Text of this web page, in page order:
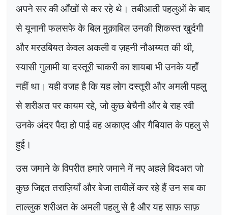
अपने सर की आँखों से कर रहे थे। तबीआती पहलुओं के बाद
से यूनानी फलसफे के बिल मुक़ाबिल उनकी शिकस्त खुर्दगी
और मरउबियत केवल अकली व ज़हनी नौअय्यत की थी,
स्यासी गुलामी या दस्तूरी चाकरी का शायबा भी उनके यहाँ
नहीं था। यही वजह है कि यह लोग दस्तूरी और अमली पहलु
से शरीअत पर कायम रहे,जो कुछ बेचैनी और बे राह रवी
उनके अंदर पैदा हो पाई वह अकाएद और गैबियात के पहलु से
हुई।
उस जमाने के विपरीत हमारे जमाने में नए अहले बिदअत जो
कुछ जिद्दत तराज़ियाँ और बेजा तावीलें कर रहे हैं उन सब का
ताल्लुक शरीअत के अमली पहलु से है और यह साफ़ साफ़